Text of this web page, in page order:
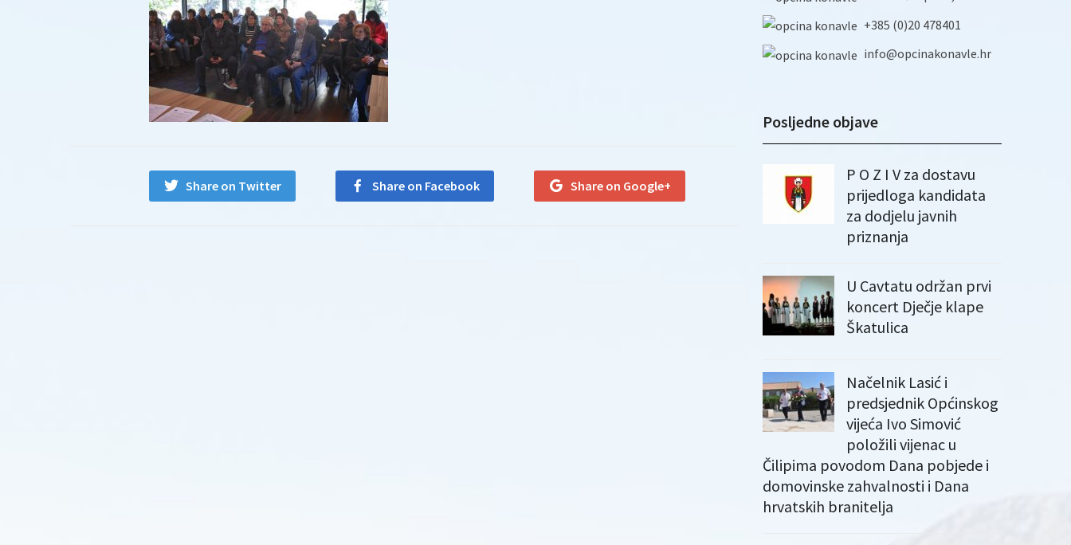
Share on Twitter Share on Facebook Share on Google+
+385 (0)20 478401
info@opcinakonavle.hr
Posljedne objave
P O Z I V za dostavu
prijedloga kandidata
za dodjelu javnih
priznanja
U Cavtatu održan prvi
koncert Dječje klape
Škatulica
Načelnik Lasić i
predsjednik Općinskog
vijeća Ivo Simović
položili vijenac u
Čilipima povodom Dana pobjede i
domovinske zahvalnosti i Dana
hrvatskih branitelja